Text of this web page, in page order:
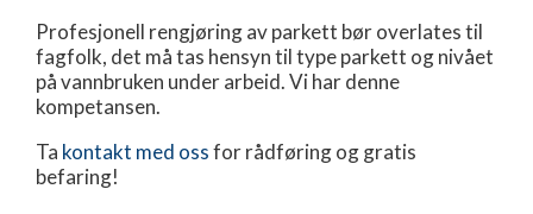
Profesjonell rengjøring av parkett bør overlates til
fagfolk, det må tas hensyn til type parkett og nivået
på vannbruken under arbeid. Vi har denne
kompetansen.
Ta kontakt med ossfor rådføring og gratis
befaring!